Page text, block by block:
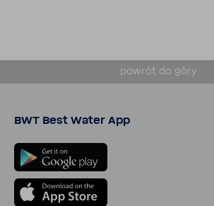
powrót do góry
BWT Best Water App